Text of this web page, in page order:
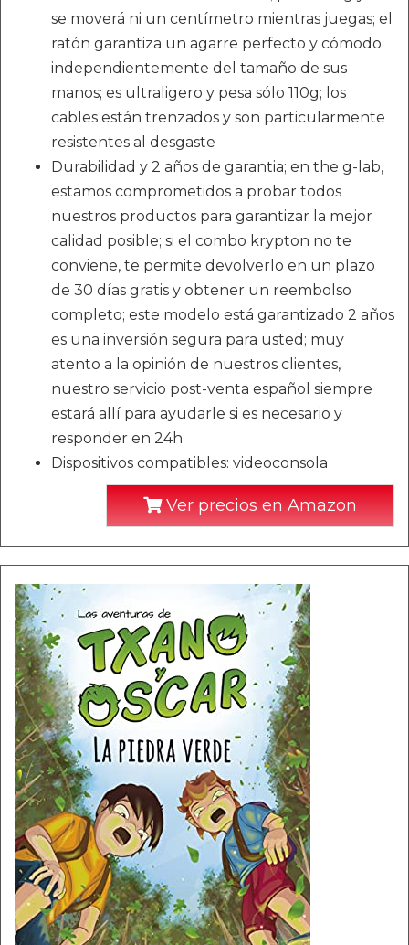
se moverá ni un centímetro mientras juegas; el
ratón garantiza un agarre perfecto y cómodo
independientemente del tamaño de sus
manos; es ultraligero y pesa sólo 110g; los
cables están trenzados y son particularmente
resistentes al desgaste
Durabilidad y 2 años de garantia; en the g-lab,
estamos comprometidos a probar todos
nuestros productos para garantizar la mejor
calidad posible; si el combo krypton no te
conviene, te permite devolverlo en un plazo
de 30 días gratis y obtener un reembolso
completo; este modelo está garantizado 2 años
es una inversión segura para usted; muy
atento a la opinión de nuestros clientes,
nuestro servicio post-venta español siempre
estará allí para ayudarle si es necesario y
responder en 24h
Dispositivos compatibles: videoconsola
Ver precios en Amazon